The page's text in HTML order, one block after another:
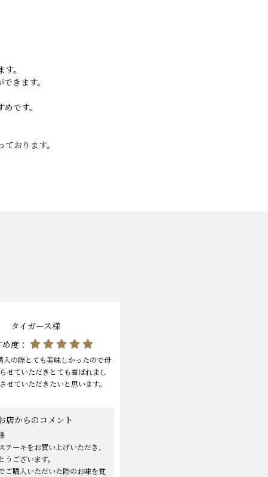
。
きます。
です。
おります。
タイガース様
め度：
入の際とても美味しかったので母
せていただきとても喜ばれまし
せていただきたいと思います。
店からのコメント
テーキをお買い上げいただき、
うございます。
ご購入いただいた際のお味を覚